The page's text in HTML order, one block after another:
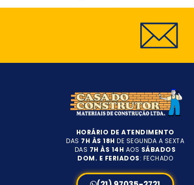
HORÁRIO DE ATENDIMENTO
DAS 7H ÀS 18H DE SEGUNDA A SEXTA
DAS 7H ÀS 14H AOS SÁBADOS
DOM. E FERIADOS: FECHADO